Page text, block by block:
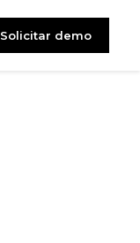
Solicitar demo